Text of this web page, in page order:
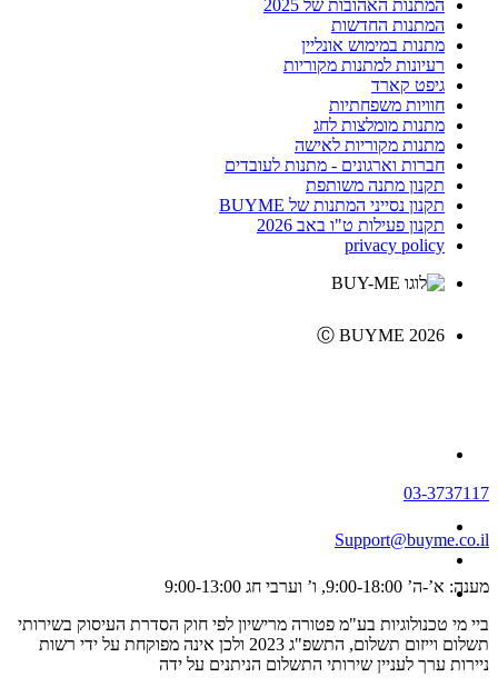
המתנות האהובות של 2025
המתנות החדשות
מתנות במימוש אונליין
רעיונות למתנות מקוריות
גיפט קארד
חוויות משפחתיות
מתנות מומלצות לחג
מתנות מקוריות לאישה
חברות וארגונים - מתנות לעובדים
תקנון מתנה משותפת
תקנון נסייני המתנות של BUYME
תקנון פעילות ט"ו באב 2026
privacy policy
Ⓒ BUYME 2026
03-3737117
Support@buyme.co.il
מענה: א’-ה’ 9:00-18:00, ו’ וערבי חג 9:00-13:00
ביי מי טכנולוגיות בע"מ פטורה מרישיון לפי חוק הסדרת העיסוק בשירותי
תשלום וייזום תשלום, התשפ"ג 2023 ולכן אינה מפוקחת על ידי רשות
ניירות ערך לעניין שירותי התשלום הניתנים על ידה